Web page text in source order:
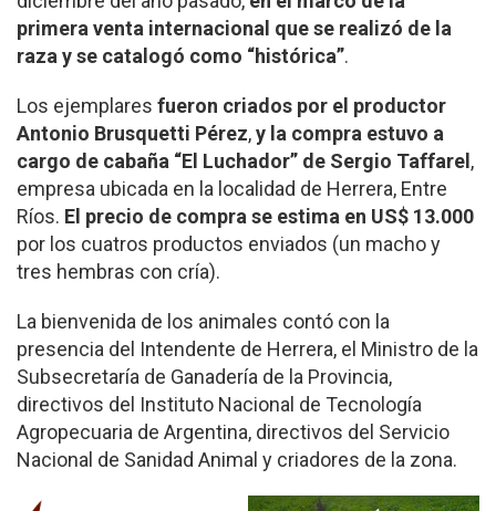
primera venta internacional que se realizó de la
raza y se catalogó como “histórica”.
Los ejemplares fueron criados por el productor
Antonio Brusquetti Pérez,y la compra estuvo a
cargo de cabaña “El Luchador” de Sergio Taffarel ,
empresa ubicada en la localidad de Herrera, Entre
Ríos. El precio de compra se estima en US$ 13.000
por los cuatros productos enviados (un macho y
tres hembras con cría).
La bienvenida de los animales contó con la
presencia del Intendente de Herrera, el Ministro de la
Subsecretaría de Ganadería de la Provincia,
directivos del Instituto Nacional de Tecnología
Agropecuaria de Argentina, directivos del Servicio
Nacional de Sanidad Animal y criadores de la zona.